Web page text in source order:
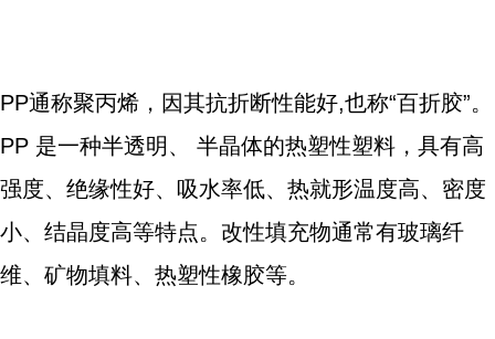
PP通称聚丙烯，因其抗折断性能好,也称“百折胶”。
PP 是一种半透明、 半晶体的热塑性塑料，具有高
强度、绝缘性好、吸水率低、热就形温度高、密度
小、结晶度高等特点。改性填充物通常有玻璃纤
维、矿物填料、热塑性橡胶等。